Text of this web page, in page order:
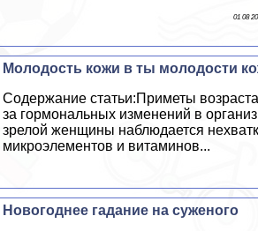
01 08
Молодость кожи в ты молодости
Содержание статьи:Приметы
за гормональных изменений в
зрелой женщины наблюдается
микроэлементов и витаминов...
Новогоднее гадание на суженого